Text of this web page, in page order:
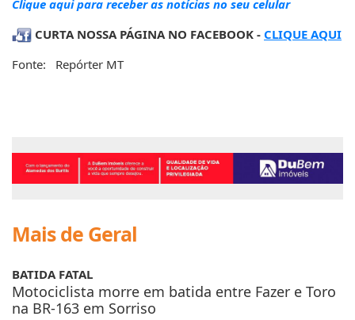
Clique aqui para receber as notícias no seu celular
CURTA NOSSA PÁGINA NO FACEBOOK - CLIQUE AQUI
Fonte: Repórter MT
Mais de Geral
BATIDA FATAL
Motociclista morre em batida entre Fazer e Toro
na BR-163 em Sorriso